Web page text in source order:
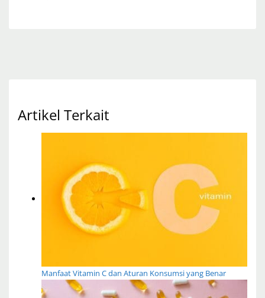
Artikel Terkait
Manfaat Vitamin C dan Aturan Konsumsi yang Benar